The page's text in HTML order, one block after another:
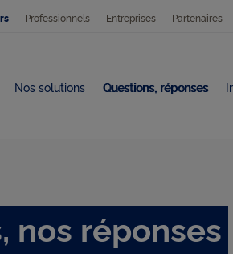
Professionnels Entreprises Partenaires
Nos solutions Questions, réponses
nos réponses